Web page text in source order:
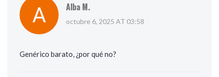
Alba M.
octubre 6, 2025 AT 03:58
Genérico barato, ¿por qué no?